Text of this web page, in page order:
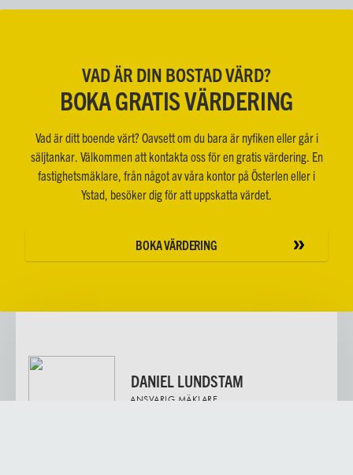
VAD ÄR DIN BOSTAD VÄRD?
BOKA GRATIS VÄRDERING
Vad är ditt boende värt? Oavsett om du bara är nyfiken eller går i
säljtankar. Välkommen att kontakta oss för en gratis värdering. En
fastighetsmäklare, från något av våra kontor på Österlen eller i
Ystad, besöker dig för att uppskatta värdet.
BOKA VÄRDERING
DANIEL LUNDSTAM
ANSVARIG MÄKLARE